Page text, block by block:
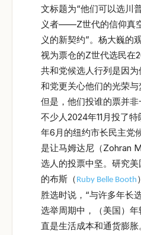
文标题为“他们可以选川
义者——Z世代的信仰真
义的新契约”。杨大巍的
视为票仓的Z世代选民在
共和党候选人行列是因
和党更关心他们的光荣与
但是，他们投谁的票并
不少人2024年11月投了
年6月的纽约市长民主党
是让马姆达尼（Zohran
选人的投票中坚。研究
的布斯（ Ruby Belle Booth
胜选时说，“与许多年长
选举周期中，（美国）
直是生活成本和通货膨